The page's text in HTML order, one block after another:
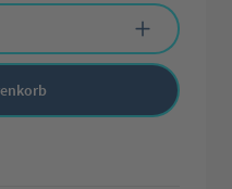
Wert ein oder benutze die